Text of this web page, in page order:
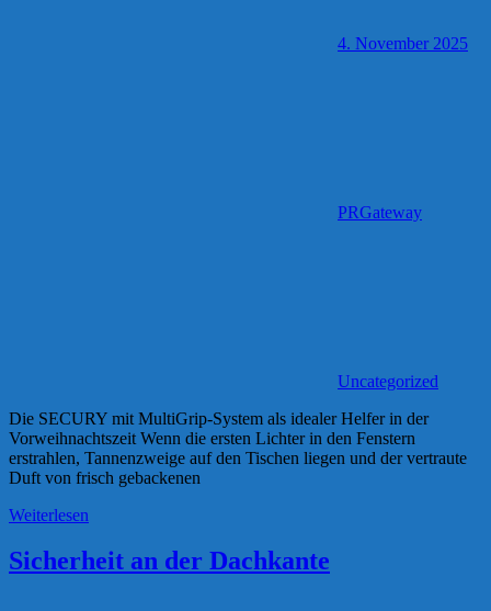
4. November 2025
PRGateway
Uncategorized
Die SECURY mit MultiGrip-System als idealer Helfer in der
Vorweihnachtszeit Wenn die ersten Lichter in den Fenstern
erstrahlen, Tannenzweige auf den Tischen liegen und der vertraute
Duft von frisch gebackenen
Weiterlesen
Sicherheit an der Dachkante